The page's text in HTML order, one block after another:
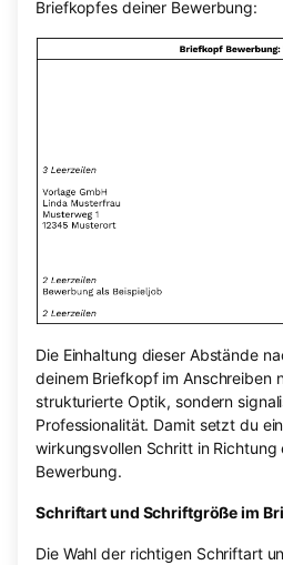
Briefkopfes deiner Bewerbung:
Die Einhaltung dieser Abstände
deinem Briefkopf im Anschreiben
strukturierte Optik, sondern
Professionalität. Damit setzt du
wirkungsvollen Schritt in
Bewerbung.
Schriftart und Schriftgröße im
Die Wahl der richtigen Schriftart